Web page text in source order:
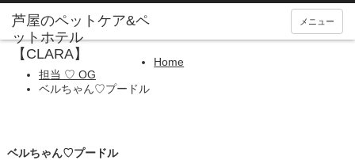
メニュー
Home
担当 ♡ OG
ベルちゃん♡プードル
ベルちゃん♡プードル